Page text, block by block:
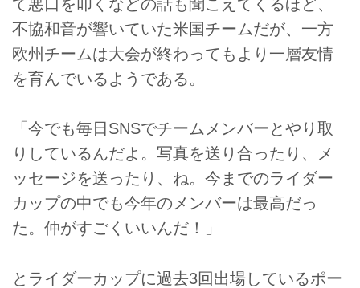
て悪口を叩くなどの話も聞こえてくるほど、
不協和音が響いていた米国チームだが、一方
欧州チームは大会が終わってもより一層友情
を育んでいるようである。
「今でも毎日SNSでチームメンバーとやり取
りしているんだよ。写真を送り合ったり、メ
ッセージを送ったり、ね。今までのライダー
カップの中でも今年のメンバーは最高だっ
た。仲がすごくいいんだ！」
とライダーカップに過去3回出場しているポー